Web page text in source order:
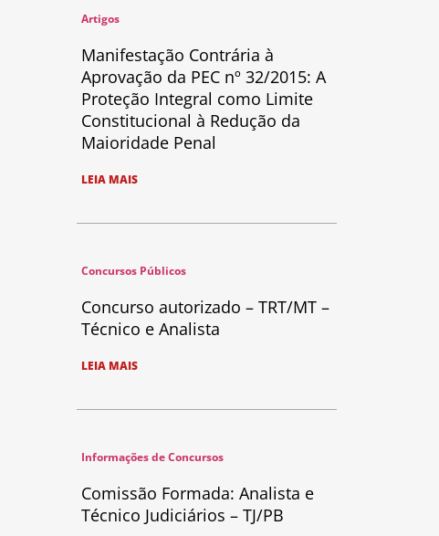
Artigos
Manifestação Contrária à
Aprovação da PEC nº 32/2015: A
Proteção Integral como Limite
Constitucional à Redução da
Maioridade Penal
LEIA MAIS
Concursos Públicos
Concurso autorizado – TRT/MT –
Técnico e Analista
LEIA MAIS
Informações de Concursos
Comissão Formada: Analista e
Técnico Judiciários – TJ/PB